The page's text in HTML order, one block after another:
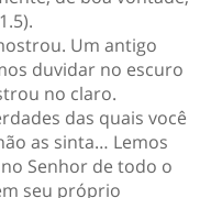
. Um antigo
duvidar no escuro
no claro.
das quais você
as sinta… Lemos
Senhor de todo o
seu próprio